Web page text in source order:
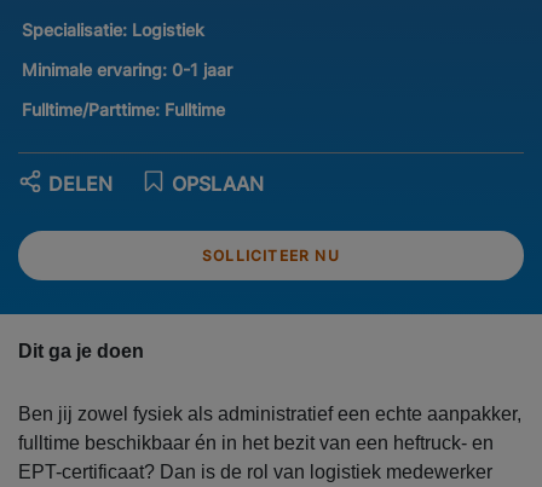
Specialisatie: Logistiek
Minimale ervaring: 0-1 jaar
Fulltime/Parttime: Fulltime
SOLLICITEER NU
OPSLAAN
DELEN
Dit ga je doen
Ben jij zowel fysiek als administratief een echte aanpakker,
fulltime beschikbaar én in het bezit van een heftruck- en
EPT-certificaat? Dan is de rol van logistiek medewerker